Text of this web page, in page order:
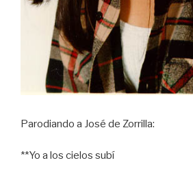
Parodiando a José de Zorrilla:
**Yo a los cielos subí